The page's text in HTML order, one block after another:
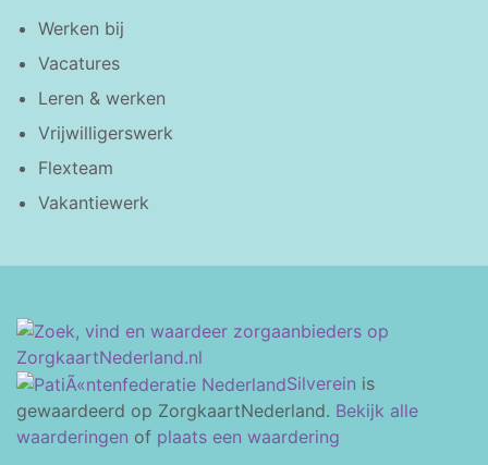
Werken bij
Vacatures
Leren & werken
Vrijwilligerswerk
Flexteam
Vakantiewerk
Silverein is
gewaardeerd op ZorgkaartNederland. Bekijk alle
waarderingen of plaats een waardering